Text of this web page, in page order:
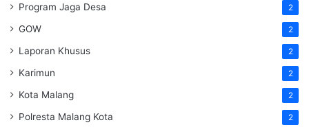
Program Jaga Desa 2
GOW 2
Laporan Khusus 2
Karimun 2
Kota Malang 2
Polresta Malang Kota 2